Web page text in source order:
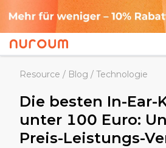
Resource / Blog / Technologie
Die besten In-Ear-
unter 100 Euro:
Preis-Leistungs-